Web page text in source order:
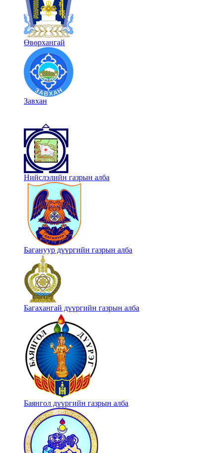
Өвөрхангай
Завхан
Нийслэлийн газрын алба
Багануур дүүргийн газрын алба
Багахангай дүүргийн газрын алба
Баянгол дүүргийн газрын алба